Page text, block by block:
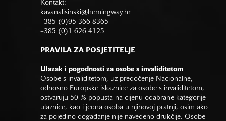
Kontakt:
kavanalisinski@hemingway.hr
+385 (0)95 366 8365
+385 (0)1 626 4125
PRAVILA ZA POSJETITELJE
Ulazak i pogodnosti za osobe s invaliditetom
Osobe s invaliditetom, uz predočenje Nacionalne,
odnosno Europske iskaznice za osobe s invaliditetom,
ostvaruju 50 % popusta na cijenu odabrane kategorije
ulaznice, kao i jedna osoba u njihovoj pratnji, osim ako
za pojedino događanje nije navedeno drukčije. Osobe